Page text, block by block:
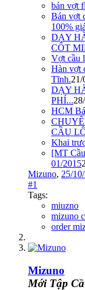
bán vợt
Bán vợt
100%
DẠY
CỐT
Vợt cầu
Hàn vợt
Tĩnh.21/
DẠY
PHÍ...
HCM
CẦU
Khai
[MT
01/2015
Mizuno, 25/
#1
Tags:
miuzno
mizuno
order
Mizuno
Mới Tập